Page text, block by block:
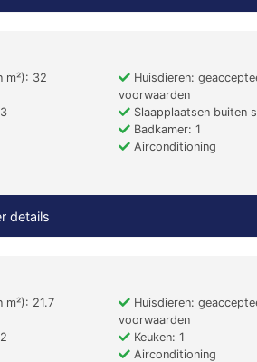
m²): 32
Huisdieren:
voorwaarden
Slaapplaatsen buiten
Badkamer: 1
Airconditioning
details
m²): 21.7
Huisdieren:
voorwaarden
Keuken: 1
Airconditioning